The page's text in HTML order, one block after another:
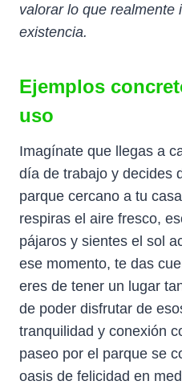
valorar lo que realmente
existencia.
Ejemplos
uso
Imagínate que llegas a
día de trabajo y decides
parque cercano a tu
respiras el aire fresco,
pájaros y sientes el sol
ese momento, te das
eres de tener un lugar
de poder disfrutar de
tranquilidad y conexión
paseo por el parque se
oasis de felicidad en